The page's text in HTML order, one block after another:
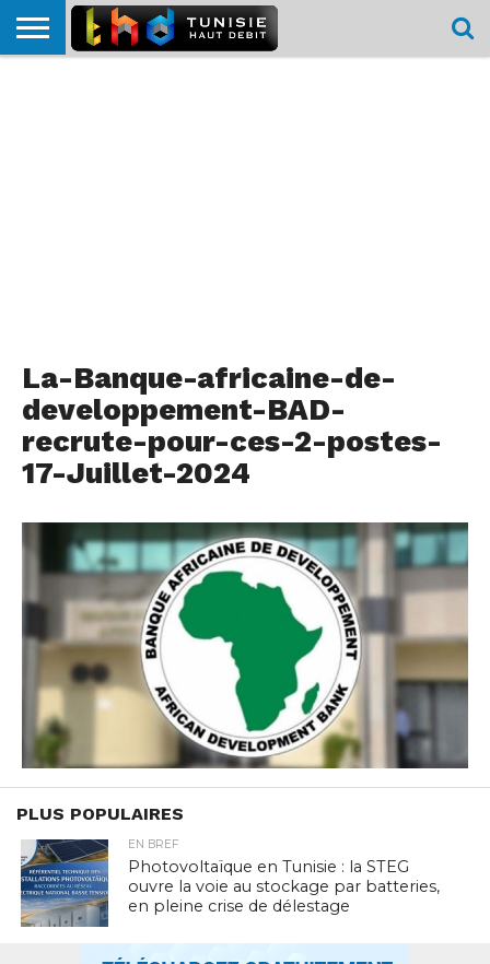
La-Banque-africaine-de-
developpement-BAD-
recrute-pour-ces-2-postes-
17-Juillet-2024
PLUS POPULAIRES
EN BREF
Photovoltaïque en Tunisie : la STEG
ouvre la voie au stockage par batteries,
en pleine crise de délestage